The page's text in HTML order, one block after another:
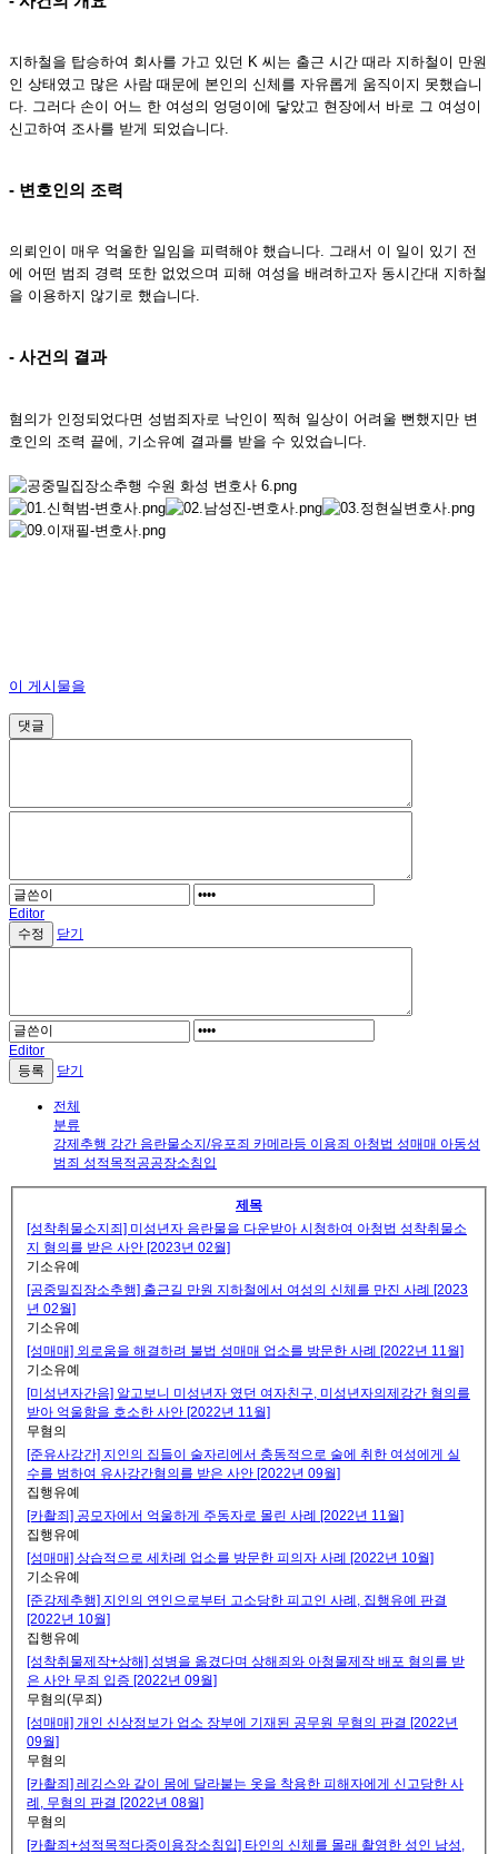
지하철을 탑승하여 회사를 가고 있던 K 씨는 출근 시간 때라 지하철이 만원
인 상태였고 많은 사람 때문에 본인의 신체를 자유롭게 움직이지 못했습니
다. 그러다 손이 어느 한 여성의 엉덩이에 닿았고 현장에서 바로 그 여성이
신고하여 조사를 받게 되었습니다.
- 변호인의 조력
의뢰인이 매우 억울한 일임을 피력해야 했습니다. 그래서 이 일이 있기 전
에 어떤 범죄 경력 또한 없었으며 피해 여성을 배려하고자 동시간대 지하철
을 이용하지 않기로 했습니다.
- 사건의 결과
혐의가 인정되었다면 성범죄자로 낙인이 찍혀 일상이 어려울 뻔했지만 변
호인의 조력 끝에, 기소유예 결과를 받을 수 있었습니다.
이 게시물을
댓글
Editor
닫기
Editor
닫기
전체
분류
강제추행 강간 음란물소지/유포죄 카메라등 이용죄 아청법 성매매 아동성
범죄 성적목적공공장소침입
제목
[성착취물소지죄] 미성년자 음란물을 다운받아 시청하여 아청법 성착취물소
지 혐의를 받은 사안 [2023년 02월]
기소유예
[공중밀집장소추행] 출근길 만원 지하철에서 여성의 신체를 만진 사례 [2023
년 02월]
기소유예
[성매매] 외로움을 해결하려 불법 성매매 업소를 방문한 사례 [2022년 11월]
기소유예
[미성년자간음] 알고보니 미성년자 였던 여자친구, 미성년자의제강간 혐의를
받아 억울함을 호소한 사안 [2022년 11월]
무혐의
[준유사강간] 지인의 집들이 술자리에서 충동적으로 술에 취한 여성에게 실
수를 범하여 유사강간혐의를 받은 사안 [2022년 09월]
집행유예
[카촬죄] 공모자에서 억울하게 주동자로 몰린 사례 [2022년 11월]
집행유예
[성매매] 상습적으로 세차례 업소를 방문한 피의자 사례 [2022년 10월]
기소유예
[준강제추행] 지인의 연인으로부터 고소당한 피고인 사례, 집행유예 판결
[2022년 10월]
집행유예
[성착취물제작+상해] 성병을 옮겼다며 상해죄와 아청물제작 배포 혐의를 받
은 사안 무죄 입증 [2022년 09월]
무혐의(무죄)
[성매매] 개인 신상정보가 업소 장부에 기재된 공무원 무혐의 판결 [2022년
09월]
무혐의
[카촬죄] 레깅스와 같이 몸에 달라붙는 옷을 착용한 피해자에게 신고당한 사
례, 무혐의 판결 [2022년 08월]
무혐의
[카촬죄+성적목적다중이용장소침입] 타인의 신체를 몰래 촬영한 성인 남성,